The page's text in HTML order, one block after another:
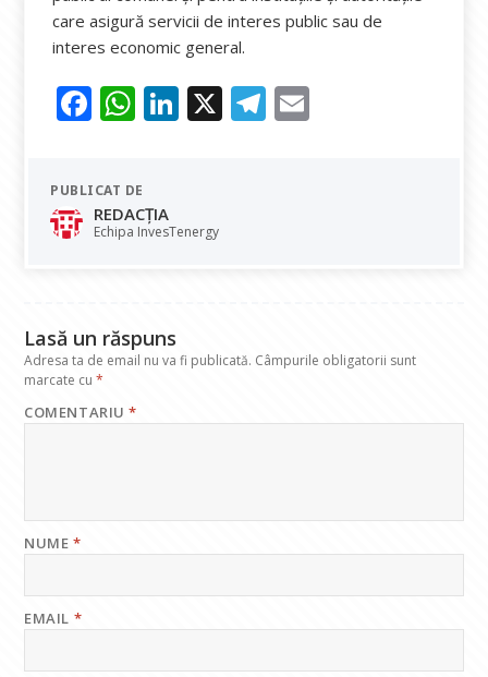
care asigură servicii de interes public sau de
interes economic general.
F
e
b
o
W
at
s
A
Li
dI
X T
PUBLICAT DE
REDACȚIA
Echipa InvesTenergy
Lasă un răspuns
Adresa ta de email nu va fi publicată. Câmpurile obligatorii sunt
marcate cu*
COMENTARIU*
NUME*
EMAIL *